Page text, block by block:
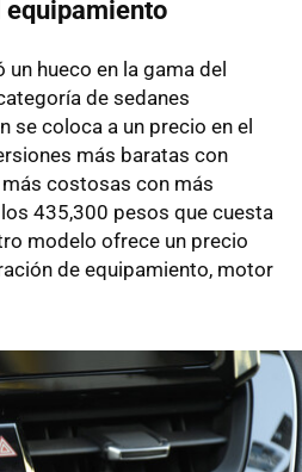
equipamiento
hueco en la gama del
de sedanes
se coloca a un precio en el
más baratas con
costosas con más
435,300 pesos que cuesta
modelo ofrece un precio
de equipamiento, motor